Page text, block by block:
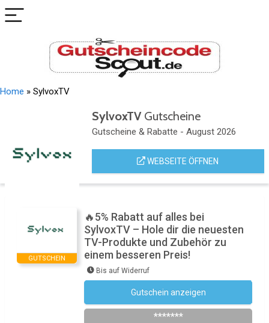
Home » SylvoxTV
SylvoxTVGutscheine
Gutscheine & Rabatte - August 2026
WEBSEITE ÖFFNEN
GUTSCHEIN
🔥5% Rabatt auf alles bei
SylvoxTV – Hole dir die neuesten
TV-Produkte und Zubehör zu
einem besseren Preis!
Bis auf Widerruf
Gutschein anzeigen
*******